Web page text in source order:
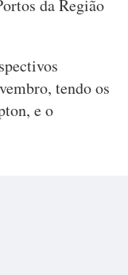
da Região
tendo os
e o